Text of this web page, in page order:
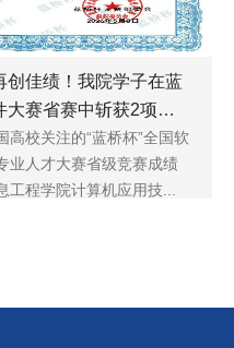
创佳绩！我院学子在蓝
大赛省赛中斩获2项荣
高校关注的“蓝桥杯”全国软
业人才大赛省级竞赛成绩
工程学院计算机应用技...